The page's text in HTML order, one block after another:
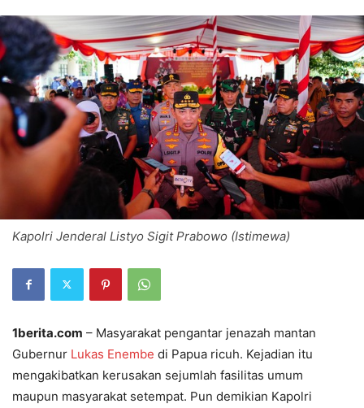
Kapolri Jenderal Listyo Sigit Prabowo (Istimewa)
1berita.com – Masyarakat pengantar jenazah mantan
Gubernur Lukas Enembe di Papua ricuh. Kejadian itu
mengakibatkan kerusakan sejumlah fasilitas umum
maupun masyarakat setempat. Pun demikian Kapolri